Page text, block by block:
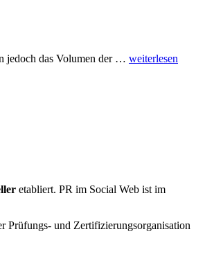
jedoch das Volumen der … Checkliste
weiterlesen
etabliert. PR im Social Web ist im
Prüfungs- und Zertifizierungsorganisation